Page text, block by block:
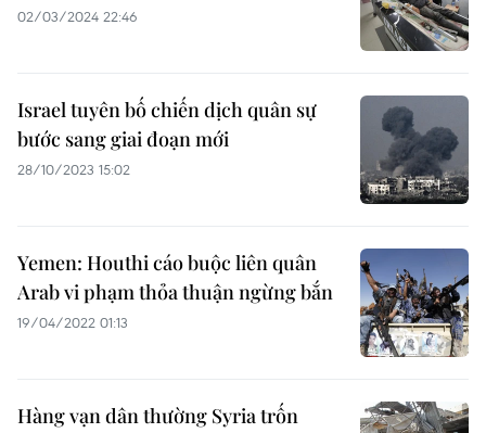
02/03/2024 22:46
Israel tuyên bố chiến dịch quân sự
bước sang giai đoạn mới
28/10/2023 15:02
Yemen: Houthi cáo buộc liên quân
Arab vi phạm thỏa thuận ngừng bắn
19/04/2022 01:13
Hàng vạn dân thường Syria trốn